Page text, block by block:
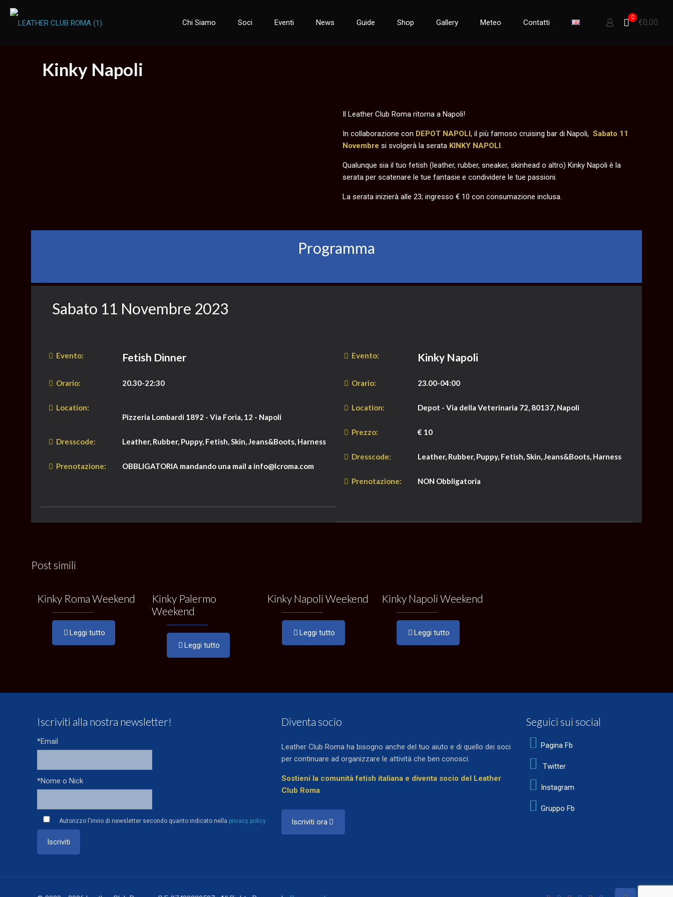
Chi Siamo Soci Eventi News Guide Shop Gallery Meteo Contatti
0
€0,00
Kinky Napoli
Il Leather Club Roma ritorna a Napoli!
In collaborazione con DEPOT NAPOLI, il più famoso cruising bar di Napoli, Sabato 11
Novembre si svolgerà la serata KINKY NAPOLI.
Qualunque sia il tuo fetish (leather, rubber, sneaker, skinhead o altro) Kinky Napoli è la
serata per scatenare le tue fantasie e condividere le tue passioni.
La serata inizierà alle 23; ingresso € 10 con consumazione inclusa.
Programma
Sabato 11 Novembre 2023
Evento: Fetish Dinner
Orario: 20.30-22:30
Location:
Pizzeria Lombardi 1892 - Via Foria, 12 - Napoli
Dresscode: Leather, Rubber, Puppy, Fetish, Skin, Jeans&Boots, Harness
Prenotazione: OBBLIGATORIA mandando una mail a info@lcroma.com
Evento: Kinky Napoli
Orario: 23.00-04:00
Location: Depot - Via della Veterinaria 72, 80137, Napoli
Prezzo: € 10
Dresscode: Leather, Rubber, Puppy, Fetish, Skin, Jeans&Boots, Harness
Prenotazione: NON Obbligatoria
Post simili
Kinky Roma Weekend
Leggi tutto
Kinky Palermo
Weekend
Leggi tutto
Kinky Napoli Weekend
Leggi tutto
Kinky Napoli Weekend
Leggi tutto
Iscriviti alla nostra newsletter!
*Email
*Nome o Nick
Autorizzo l'invio di newsletter secondo quanto indicato nella privacy policy
Diventa socio
Leather Club Roma ha bisogno anche del tuo aiuto e di quello dei soci
per continuare ad organizzare le attività che ben conosci.
Sostieni la comunità fetish italiana e diventa socio del Leather
Club Roma
Iscriviti ora
Seguici sui social
Pagina Fb
Twitter
Instagram
Gruppo Fb